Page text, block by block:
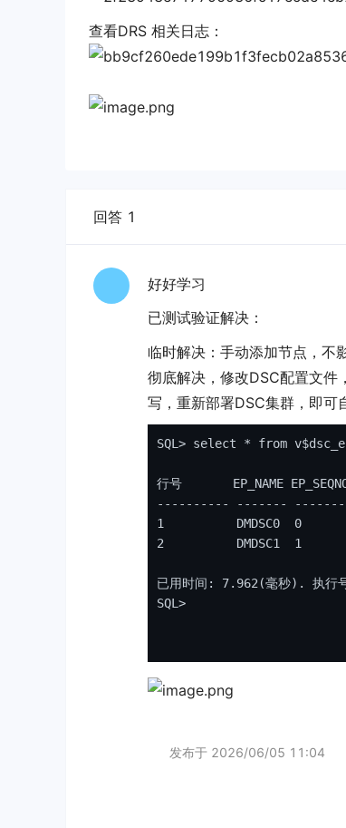
查看DRS 相关日志：
回答 1
好好学习
已测试验证解决：
临时解决：手动添加节点，不
彻底解决，修改DSC配置文件
写，重新部署DSC集群，即可
SQL > select * from
行号 EP_NAME
-- - - - - - - - - -- - - - - - -- - - - - -
1
DMDSC0 0
2
DMDSC1 1
已用时间: 7. 962(毫秒) . 执行
SQL >
发布于 2026/06/05 11:04